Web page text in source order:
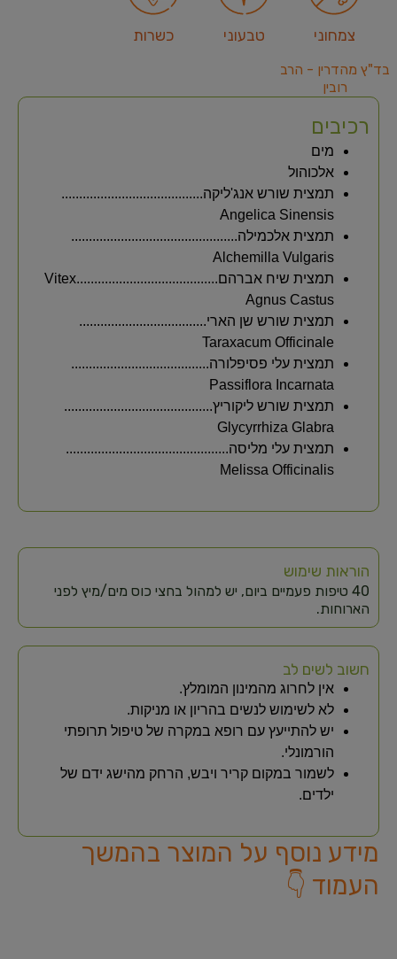
צמחוני טבעוני כשרות
בד"ץ מהדרין - הרב
רובין
רכיבים
מים
אלכוהול
תמצית שורש אנג'ליקה........................................
Angelica Sinensis
תמצית אלכמילה...............................................
Alchemilla Vulgaris
תמצית שיח אברהם........................................Vitex
Agnus Castus
תמצית שורש שן הארי....................................
Taraxacum Officinale
תמצית עלי פסיפלורה.......................................
Passiflora Incarnata
תמצית שורש ליקוריץ..........................................
Glycyrrhiza Glabra
תמצית עלי מליסה..............................................
Melissa Officinalis
הוראות שימוש
40 טיפות פעמיים ביום, יש למהול בחצי כוס מים/מיץ לפני
הארוחות.
חשוב לשים לב
אין לחרוג מהמינון המומלץ.
לא לשימוש לנשים בהריון או מניקות.
יש להתייעץ עם רופא במקרה של טיפול תרופתי
הורמונלי.
לשמור במקום קריר ויבש, הרחק מהישג ידם של
ילדים.
מידע נוסף על המוצר בהמשך
העמוד 👇